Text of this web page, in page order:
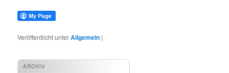
Veröffentlicht unterAllgemein |
ARCHIV